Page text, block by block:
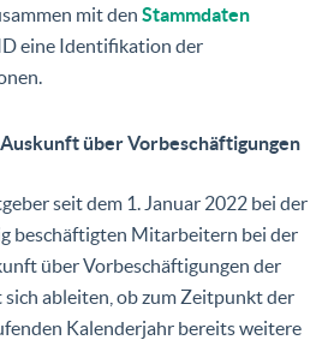
mit den Stammdaten
eine Identifikation der
über Vorbeschäftigungen
seit dem 1. Januar 2022 bei der
beschäftigten Mitarbeitern bei der
über Vorbeschäftigungen der
sich ableiten, ob zum Zeitpunkt der
Kalenderjahr bereits weitere